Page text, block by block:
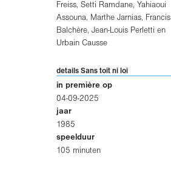
Freiss, Setti Ramdane, Yahiaoui
Assouna, Marthe Jarnias,
Francis
Balchère, Jean-Louis Perletti en
Urbain Causse
details Sans toit ni loi
in première op
04-09-2025
jaar
1985
speelduur
105 minuten